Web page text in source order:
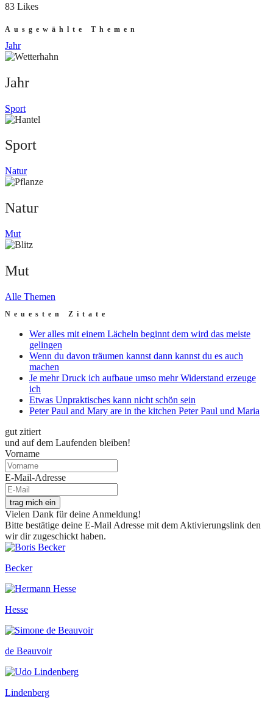
83 Likes
Ausgewählte Themen
Jahr
Jahr
Sport
Sport
Natur
Natur
Mut
Mut
Alle Themen
Neuesten Zitate
Wer alles mit einem Lächeln beginnt dem wird das meiste
gelingen
Wenn du davon träumen kannst dann kannst du es auch
machen
Je mehr Druck ich aufbaue umso mehr Widerstand erzeuge
ich
Etwas Unpraktisches kann nicht schön sein
Peter Paul and Mary are in the kitchen Peter Paul und Maria
gut zitiert
und auf dem Laufenden bleiben!
Vorname
E-Mail-Adresse
trag mich ein
Vielen Dank für deine Anmeldung!
Bitte bestätige deine E-Mail Adresse mit dem Aktivierungslink den
wir dir zugeschickt haben.
Becker
Hesse
de Beauvoir
Lindenberg